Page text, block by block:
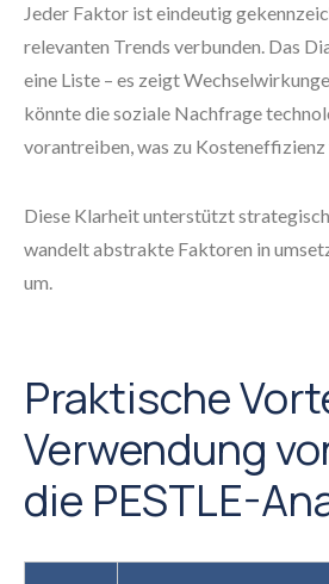
Jeder Faktor ist eindeutig
relevanten Trends verbunden. Das
eine Liste – es zeigt
könnte die soziale Nachfrage
vorantreiben, was zu
Diese Klarheit unterstützt
wandelt abstrakte Faktoren in
um.
Praktische
Verwendung
die PESTLE-